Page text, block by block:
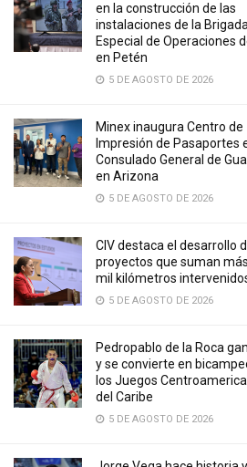
en la construcción de las
instalaciones de la Brigada
Especial de Operaciones
en Petén
5 DE AGOSTO DE 2026
Minex inaugura Centro de
Impresión de Pasaportes
Consulado General de
en Arizona
5 DE AGOSTO DE 2026
CIV destaca el desarrollo
proyectos que suman
mil kilómetros
5 DE AGOSTO DE 2026
Pedropablo de la Roca
y se convierte en
los Juegos
del Caribe
5 DE AGOSTO DE 2026